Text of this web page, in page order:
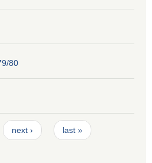
80
next › last »